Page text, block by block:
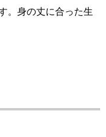
。身の丈に合った生